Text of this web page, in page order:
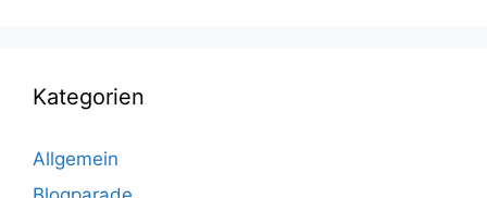
Kategorien
Allgemein